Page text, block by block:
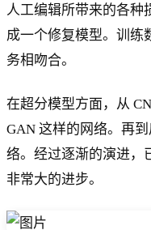
人工编辑所带来的各种
成一个修复模型。训练
务相吻合。
在超分模型方面，从
GAN 这样的网络。再
络。经过逐渐的演进，
非常大的进步。